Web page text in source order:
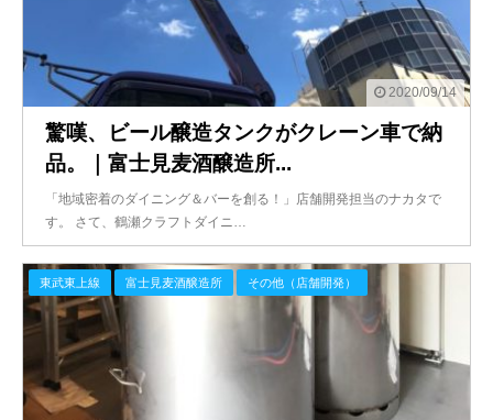
2020/09/14
驚嘆、ビール醸造タンクがクレーン車で納
品。｜富士見麦酒醸造所...
「地域密着のダイニング＆バーを創る！」店舗開発担当のナカタで
す。 さて、鶴瀬クラフトダイニ…
東武東上線 富士見麦酒醸造所 その他（店舗開発）